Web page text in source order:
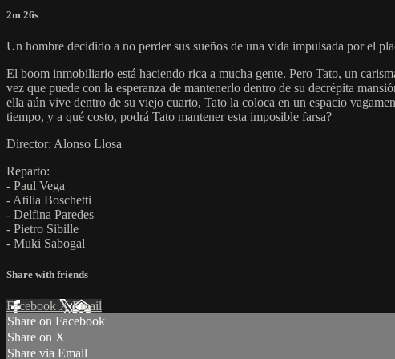
2m 26s
Un hombre decidido a no perder sus sueños de una vida impulsada por el
El boom inmobiliario está haciendo rica a mucha gente. Pero Tato, un
vez que puede con la esperanza de mantenerlo dentro de su decrépita
ella aún vive dentro de su viejo cuarto, Tato la coloca en un espacio
tiempo, y a qué costo, podrá Tato mantener esta imposible farsa?
Director: Alonso Llosa
Reparto:
- Paul Vega
- Atilia Boschetti
- Delfina Paredes
- Pietro Sibille
- Muki Sabogal
Share with friends
Facebook XEmail
Share on Facebook
Share on X
Share via Email